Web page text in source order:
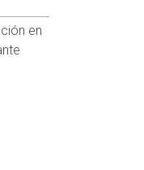
en